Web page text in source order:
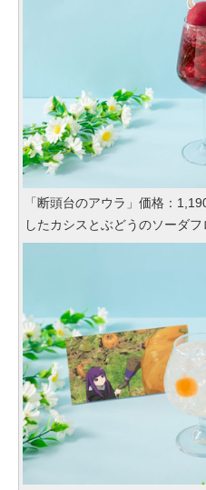
「断頭台のアウラ」価格：
したカシスとぶどうのソーダフ